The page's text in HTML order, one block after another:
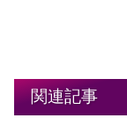
関連記事